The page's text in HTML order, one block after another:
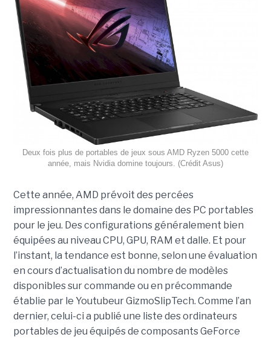
Deux fois plus de portables de jeux sous AMD Ryzen 5000 cette
année, mais Nvidia domine toujours. (Crédit Asus)
Cette année, AMD prévoit des percées
impressionnantes dans le domaine des PC portables
pour le jeu. Des configurations généralement bien
équipées au niveau CPU, GPU, RAM et dalle. Et pour
l’instant, la tendance est bonne, selon une évaluation
en cours d’actualisation du nombre de modèles
disponibles sur commande ou en précommande
établie par le Youtubeur GizmoSlipTech. Comme l’an
dernier, celui-ci a publié une liste des ordinateurs
portables de jeu équipés de composants GeForce